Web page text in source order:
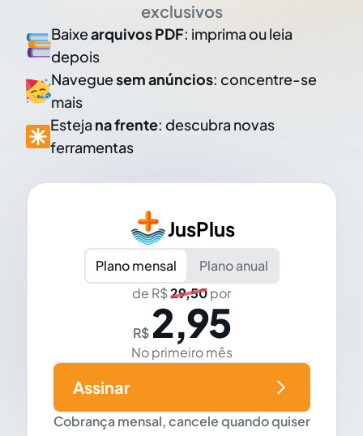
exclusivos
Baixearquivos PDF: imprima ou leia
depois
Naveguesem anúncios: concentre-se
mais
Esteja na frente: descubra novas
ferramentas
JusPlus
Plano mensal
Plano anual
de R$29,50por
R$ 2,95
No primeiro mês
Cobrança mensal, cancele quando quiser
Assinar